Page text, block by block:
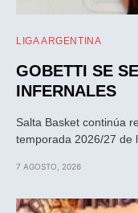
LIGA ARGENTINA
GOBETTI SE
INFERNALES
Salta Basket continúa
temporada 2026/27 de
7 AGOSTO, 2026